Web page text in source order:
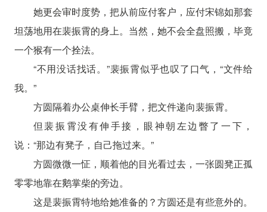
她更会审时度势，把从前应付客户，应付宋锦如那套
坦荡地用在裴振霄的身上。当然，她不会全盘照搬，毕竟
一个猴有一个拴法。
“不用没话找话。”裴振霄似乎也叹了口气，“文件给
我。”
方圆隔着办公桌伸长手臂，把文件递向裴振霄。
但裴振霄没有伸手接，眼神朝左边瞥了一下，
说：“那边有凳子，自己拖过来。”
方圆微微一怔，顺着他的目光看过去，一张圆凳正孤
零零地靠在鹅掌柴的旁边。
这是裴振霄特地给她准备的？方圆还是有些意外的。